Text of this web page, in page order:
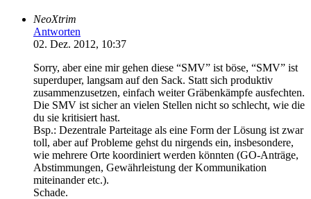
NeoXtrim
Antworten
02. Dez. 2012, 10:37
Sorry, aber eine mir gehen diese “SMV” ist böse, “SMV” ist
superduper, langsam auf den Sack. Statt sich produktiv
zusammenzusetzen, einfach weiter Gräbenkämpfe ausfechten.
Die SMV ist sicher an vielen Stellen nicht so schlecht, wie die
du sie kritisiert hast.
Bsp.: Dezentrale Parteitage als eine Form der Lösung ist zwar
toll, aber auf Probleme gehst du nirgends ein, insbesondere,
wie mehrere Orte koordiniert werden könnten (GO-Anträge,
Abstimmungen, Gewährleistung der Kommunikation
miteinander etc.).
Schade.